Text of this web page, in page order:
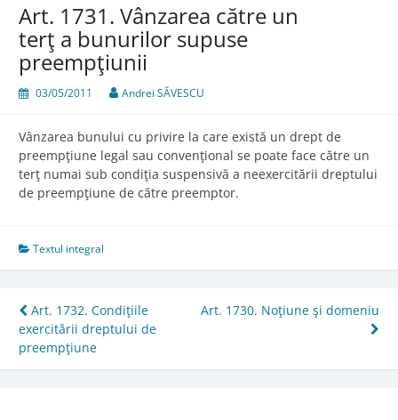
Art. 1731. Vânzarea către un
terţ a bunurilor supuse
preempţiunii
03/05/2011 Andrei SĂVESCU
Vânzarea bunului cu privire la care există un drept de
preempţiune legal sau convenţional se poate face către un
terţ numai sub condiţia suspensivă a neexercitării dreptului
de preempţiune de către preemptor.
Textul integral
Post
navigation
Art. 1732. Condiţiile
exercitării dreptului de
preempţiune
Art. 1730. Noţiune şi domeniu